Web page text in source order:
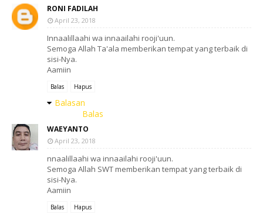
RONI FADILAH
April 23, 2018
Innaalillaahi wa innaailahi rooji'uun.
Semoga Allah Ta'ala memberikan tempat yang terbaik di
sisi-Nya.
Aamiin
Balas Hapus
Balasan
Balas
WAEYANTO
April 23, 2018
nnaalillaahi wa innaailahi rooji'uun.
Semoga Allah SWT memberikan tempat yang terbaik di
sisi-Nya.
Aamiin
Balas Hapus